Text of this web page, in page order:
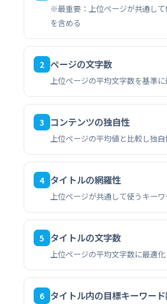
※最重要：上位ページが共通し
を含める
2 ページの文字数
上位ページの平均文字数を基準
3 コンテンツの独自性
上位ページの平均値と比較し独
4 タイトルの網羅性
上位ページが共通して使うキー
5 タイトルの文字数
上位ページの平均文字数に最適化
6 タイトル内の目標キーワー